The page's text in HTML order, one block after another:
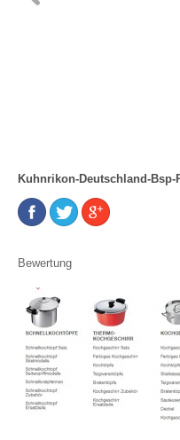
Kuhnrikon-Deutschland-Bsp-
Bewertung